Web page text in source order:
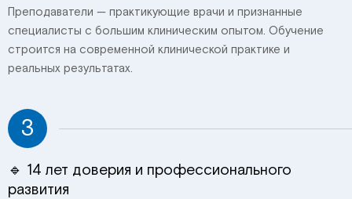
Преподаватели — практикующие врачи и признанные
специалисты с большим клиническим опытом. Обучение
строится на современной клинической практике и
реальных результатах.
3
🔹 14 лет доверия и профессионального
развития